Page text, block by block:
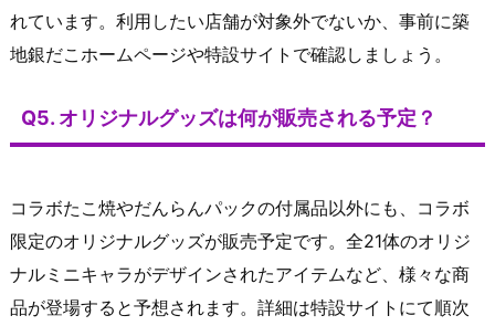
れています。利用したい店舗が対象外でないか、事前に築
地銀だこホームページや特設サイトで確認しましょう。
Q5. オリジナルグッズは何が販売される予定？
コラボたこ焼やだんらんパックの付属品以外にも、コラボ
限定のオリジナルグッズが販売予定です。全21体のオリジ
ナルミニキャラがデザインされたアイテムなど、様々な商
品が登場すると予想されます。詳細は特設サイトにて順次